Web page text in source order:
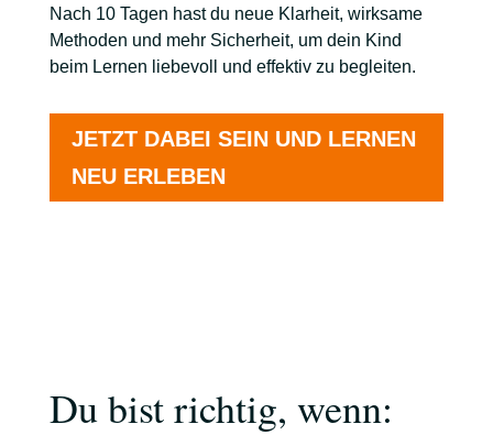
Nach 10 Tagen hast du neue Klarheit, wirksame
Methoden und mehr Sicherheit, um dein Kind
beim Lernen liebevoll und effektiv zu begleiten.
JETZT DABEI SEIN UND LERNEN
NEU ERLEBEN
Du bist richtig, wenn: